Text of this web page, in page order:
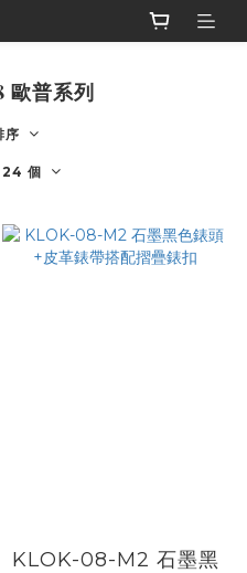
普系列
序
24 個
KLOK-08-M2 石墨黑